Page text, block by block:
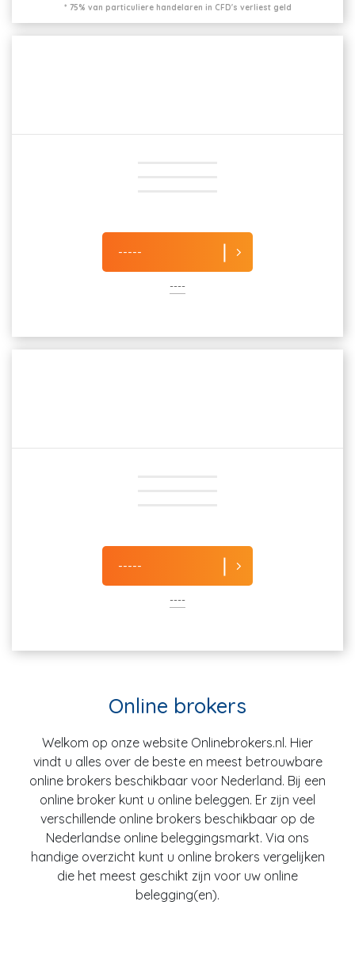
* 75% van particuliere handelaren in CFD's verliest geld
-----
----
-----
----
Online brokers
Welkom op onze website Onlinebrokers.nl. Hier
vindt u alles over de beste en meest betrouwbare
online brokers beschikbaar voor Nederland. Bij een
online broker kunt u online beleggen. Er zijn veel
verschillende online brokers beschikbaar op de
Nederlandse online beleggingsmarkt. Via ons
handige overzicht kunt u online brokers vergelijken
die het meest geschikt zijn voor uw online
belegging(en).